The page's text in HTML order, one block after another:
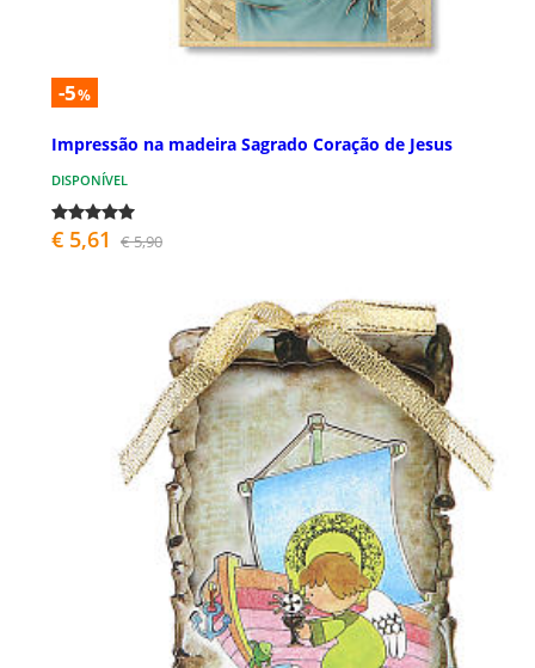
-5%
Impressão na madeira Sagrado Coração de Jesus
DISPONÍVEL
€ 5,61 € 5,90